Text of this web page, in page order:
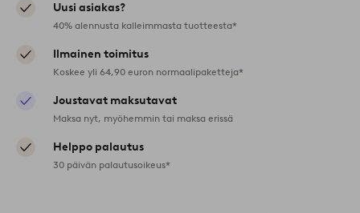
Uusi asiakas?
40% alennusta kalleimmasta tuotteesta*
Ilmainen toimitus
Koskee yli 64,90 euron normaalipaketteja*
Joustavat maksutavat
Maksa nyt, myöhemmin tai maksa erissä
Helppo palautus
30 päivän palautusoikeus*